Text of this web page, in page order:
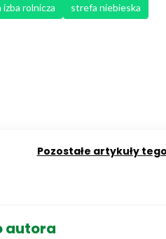
izba rolnicza
strefa niebieska
Pozostałe artykuły
autora